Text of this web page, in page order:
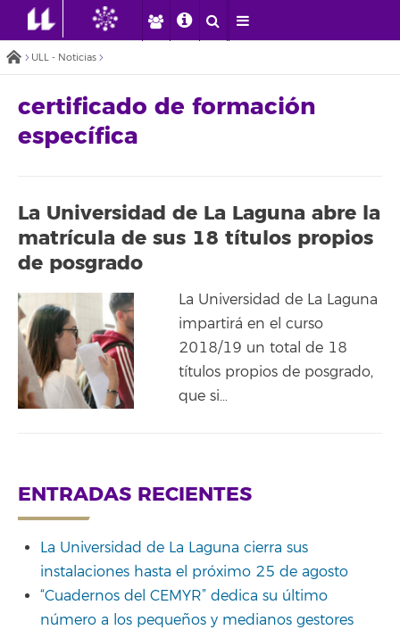
ULL - Noticias
certificado de formación
específica
La Universidad de La Laguna abre la
matrícula de sus 18 títulos propios
de posgrado
La Universidad de La Laguna
impartirá en el curso
2018/19 un total de 18
títulos propios de posgrado,
que si…
ENTRADAS RECIENTES
La Universidad de La Laguna cierra sus
instalaciones hasta el próximo 25 de agosto
“Cuadernos del CEMYR” dedica su último
número a los pequeños y medianos gestores